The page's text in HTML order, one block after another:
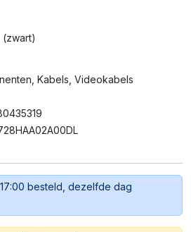
(zwart)
Kabels Videokabels
besteld, dezelfde dag